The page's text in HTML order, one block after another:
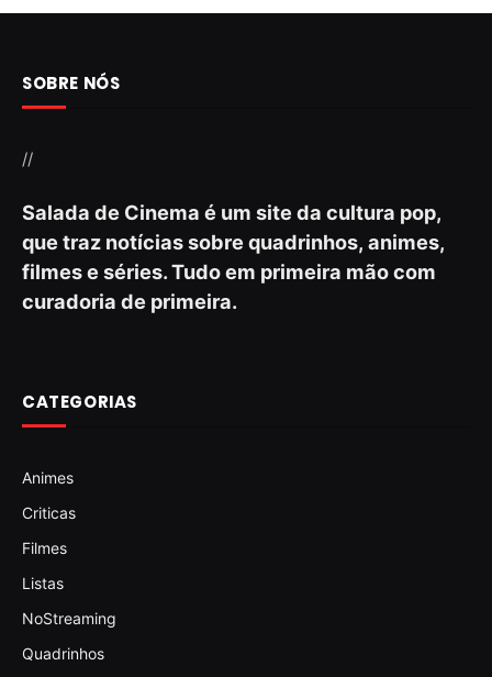
SOBRE NÓS
//
Salada de Cinema é um site da cultura pop,
que traz notícias sobre quadrinhos, animes,
filmes e séries. Tudo em primeira mão com
curadoria de primeira.
CATEGORIAS
Animes
Criticas
Filmes
Listas
NoStreaming
Quadrinhos